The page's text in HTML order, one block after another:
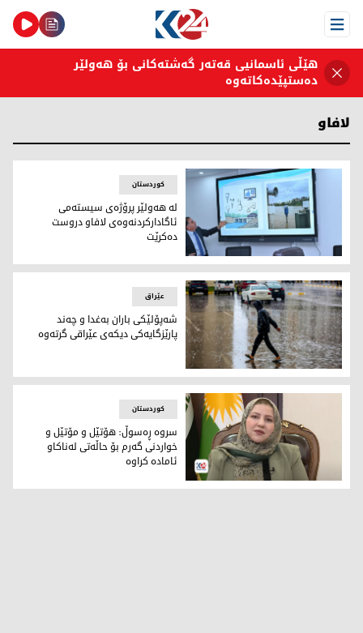
Open Menu
هێڵی ئاسمانیی قەتەر گەشتەکانی بۆ هەولێر
دەستپێدەکاتەوە
لافاو
لە هەولێر پرۆژەی سیستەمی ئاگادارکردنەوەی لافاو دروست
کوردستان
لە هەولێر پرۆژەی سیستەمی
ئاگادارکردنەوەی لافاو دروست
دەکرێت
شه‌پۆلێكی باران به‌غدا و چه‌ند پارێزگایەکی دیكه‌ی عێراقی
عێراق
شه‌پۆلێكی باران به‌غدا و چه‌ند
پارێزگایەکی دیكه‌ی عێراقی گرتەوە
سروە ڕەسوڵ، بەڕێوەبەری گشتی هاوبەشی هەماهەنگی
کوردستان
سروە ڕەسوڵ: هۆتێل و مۆتێل و
خواردنی گەرم بۆ حاڵەتی لەناکاو
ئامادە کراوە